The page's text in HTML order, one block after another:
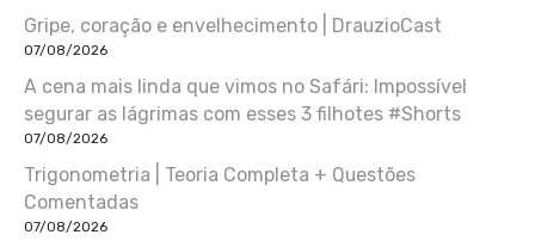
Gripe, coração e envelhecimento | DrauzioCast
07/08/2026
A cena mais linda que vimos no Safári: Impossível
segurar as lágrimas com esses 3 filhotes #Shorts
07/08/2026
Trigonometria | Teoria Completa + Questões
Comentadas
07/08/2026